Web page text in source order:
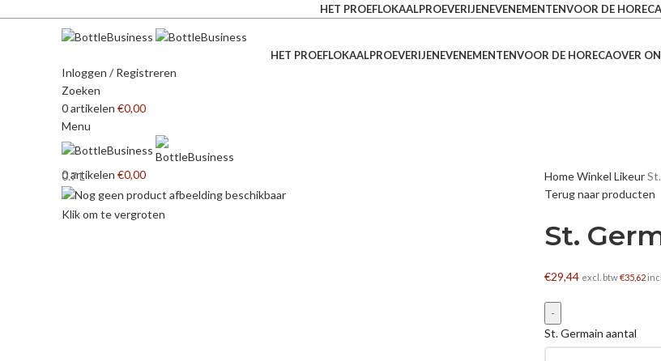
HET PROEFLOKAALPROEVERIJENEVENEMENTENVOOR DE HORECA
HET PROEFLOKAALPROEVERIJENEVENEMENTENVOOR DE HORECAOVER
Inloggen / Registreren
Zoeken
0artikelen €0,00
Menu
0artikelen €0,00
0.7 L
Klik om te vergroten
HomeWinkel Likeur
Terug naar producten
St.
€29,44 excl. btw€35,62
St. Germain aantal